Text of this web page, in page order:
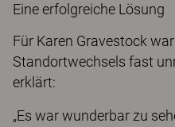
Eine erfolgreiche Lösung
Für Karen Gravestock
Standortwechsels fast
erklärt:
„Es war wunderbar zu